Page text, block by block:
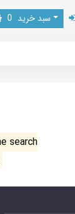
سبد خرید 0